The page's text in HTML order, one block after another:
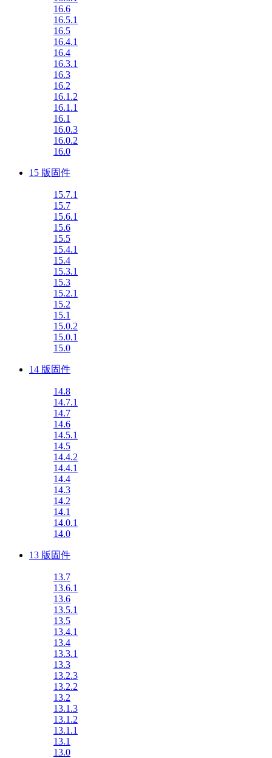
16.6
16.5.1
16.5
16.4.1
16.4
16.3.1
16.3
16.2
16.1.2
16.1.1
16.1
16.0.3
16.0.2
16.0
15 版固件
15.7.1
15.7
15.6.1
15.6
15.5
15.4.1
15.4
15.3.1
15.3
15.2.1
15.2
15.1
15.0.2
15.0.1
15.0
14 版固件
14.8
14.7.1
14.7
14.6
14.5.1
14.5
14.4.2
14.4.1
14.4
14.3
14.2
14.1
14.0.1
14.0
13 版固件
13.7
13.6.1
13.6
13.5.1
13.5
13.4.1
13.4
13.3.1
13.3
13.2.3
13.2.2
13.2
13.1.3
13.1.2
13.1.1
13.1
13.0